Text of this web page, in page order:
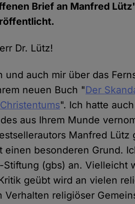
Brief an Manfred
Dr. Lütz!
und auch mir über das
neuen Buch "Der
". Ich hatte
aus Ihrem Munde
Manfred
einen besonderen Grund.
(gbs) an. Vielleicht
geübt wird an vielen
Verhalten religiöser